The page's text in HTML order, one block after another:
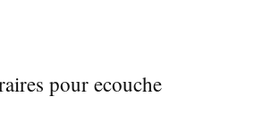
pour ecouche